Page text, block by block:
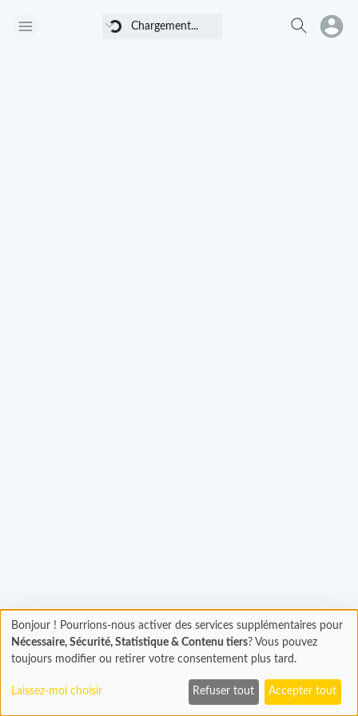
Chargement... Chargement...
Chargement
En cours...
Bonjour ! Pourrions-nous activer des services supplémentaires pour
Nécessaire, Sécurité, Statistique & Contenu tiers? Vous pouvez
toujours modifier ou retirer votre consentement plus tard.
Laissez-moi choisir Refuser tout Accepter tout